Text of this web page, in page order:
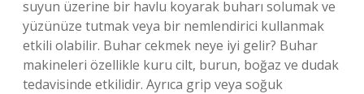
suyun üzerine bir havlu koyarak buharı solumak ve
yüzünüze tutmak veya bir nemlendirici kullanmak
etkili olabilir. Buhar cekmek neye iyi gelir? Buhar
makineleri özellikle kuru cilt, burun, boğaz ve dudak
tedavisinde etkilidir. Ayrıca grip veya soğuk